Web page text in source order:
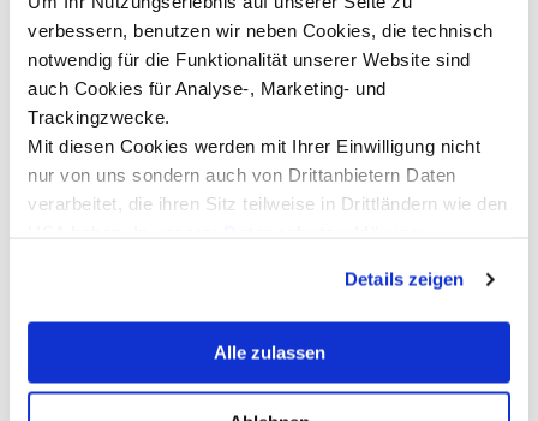
verbessern, benutzen wir neben Cookies, die technisch
notwendig für die Funktionalität unserer Website sind
auch Cookies für Analyse-, Marketing- und
Trackingzwecke.
Mit diesen Cookies werden mit Ihrer Einwilligung nicht
nur von uns sondern auch von Drittanbietern Daten
verarbeitet, die ihren Sitz teilweise in Drittländern wie den
erklären Ihnen genau, was eine Datenübermittlung in die
USA bedeuten kann.
Details zeigen
Alle zulassen
Agiles Projektmanagement
Den Scrum Lebenszyklus durch eine
Legosimulation erleben
01.10.2026
Entrepreneurship & Unternehmensführung